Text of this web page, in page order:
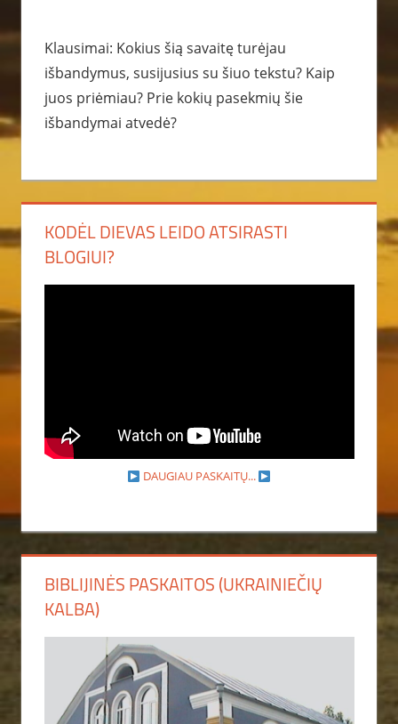
Klausimai: Kokius šią savaitę turėjau
išbandymus, susijusius su šiuo tekstu? Kaip
juos priėmiau? Prie kokių pasekmių šie
išbandymai atvedė?
KODĖL DIEVAS LEIDO ATSIRASTI
BLOGIUI?
DAUGIAU PASKAITŲ...
BIBLIJINĖS PASKAITOS (UKRAINIEČIŲ
KALBA)